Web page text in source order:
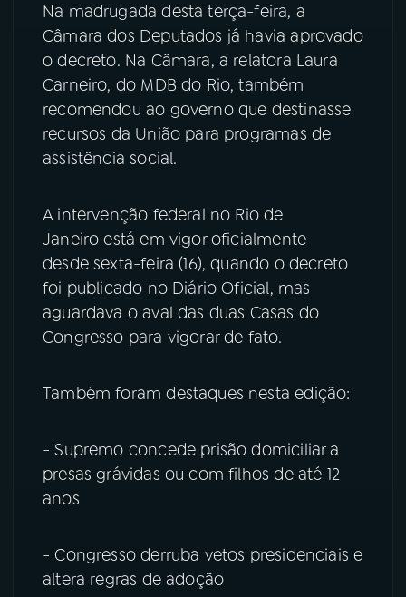
Na madrugada desta terça-feira, a
Câmara dos Deputados já havia aprovado
o decreto. Na Câmara, a relatora Laura
Carneiro, do MDB do Rio, também
recomendou ao governo que destinasse
recursos da União para programas de
assistência social.
A intervenção federal no Rio de
Janeiro está em vigor oficialmente
desde sexta-feira (16), quando o decreto
foi publicado no Diário Oficial, mas
aguardava o aval das duas Casas do
Congresso para vigorar de fato.
Também foram destaques nesta edição:
- Supremo concede prisão domiciliar a
presas grávidas ou com filhos de até 12
anos
- Congresso derruba vetos presidenciais e
altera regras de adoção